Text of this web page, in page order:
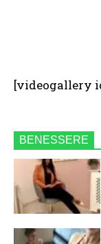
[videogallery
BENESSERE